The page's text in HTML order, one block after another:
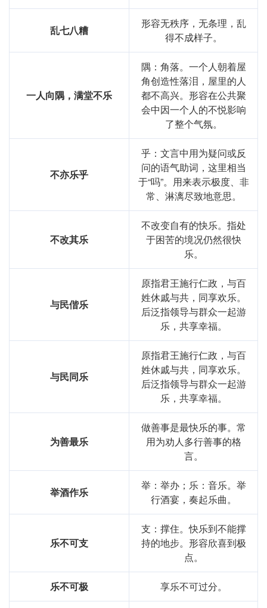
乱七八糟
形容无秩序，无条理，乱
得不成样子。
一人向隅，满堂不乐
隅：角落。一个人朝着屋
角创造性落泪，屋里的人
都不高兴。形容在公共聚
会中因一个人的不悦影响
了整个气氛。
不亦乐乎
乎：文言中用为疑问或反
问的语气助词，这里相当
于“吗”。用来表示极度、非
常、淋漓尽致地意思。
不改其乐
不改变自有的快乐。指处
于困苦的境况仍然很快
乐。
与民偕乐
原指君王施行仁政，与百
姓休戚与共，同享欢乐。
后泛指领导与群众一起游
乐，共享幸福。
与民同乐
原指君王施行仁政，与百
姓休戚与共，同享欢乐。
后泛指领导与群众一起游
乐，共享幸福。
为善最乐
做善事是最快乐的事。常
用为劝人多行善事的格
言。
举酒作乐
举：举办；乐：音乐。举
行酒宴，奏起乐曲。
乐不可支
支：撑住。快乐到不能撑
持的地步。形容欣喜到极
点。
乐不可极 享乐不可过分。